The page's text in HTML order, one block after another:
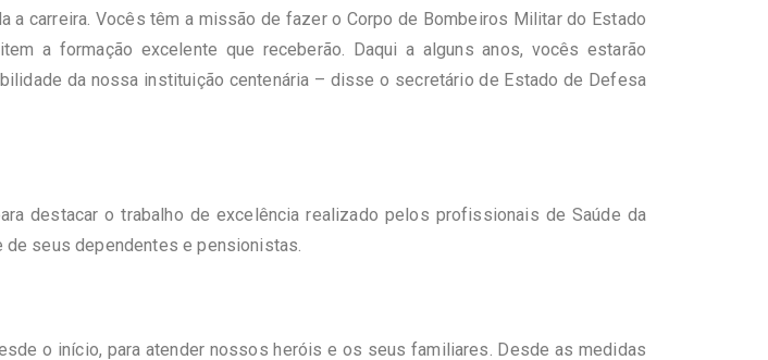
a carreira. Vocês têm a missão de fazer o Corpo de Bombeiros Militar do Estado
a formação excelente que receberão. Daqui a alguns anos, vocês estarão
da nossa instituição centenária – disse o secretário de Estado de Defesa
destacar o trabalho de excelência realizado pelos profissionais de Saúde da
de seus dependentes e pensionistas.
o início, para atender nossos heróis e os seus familiares. Desde as medidas